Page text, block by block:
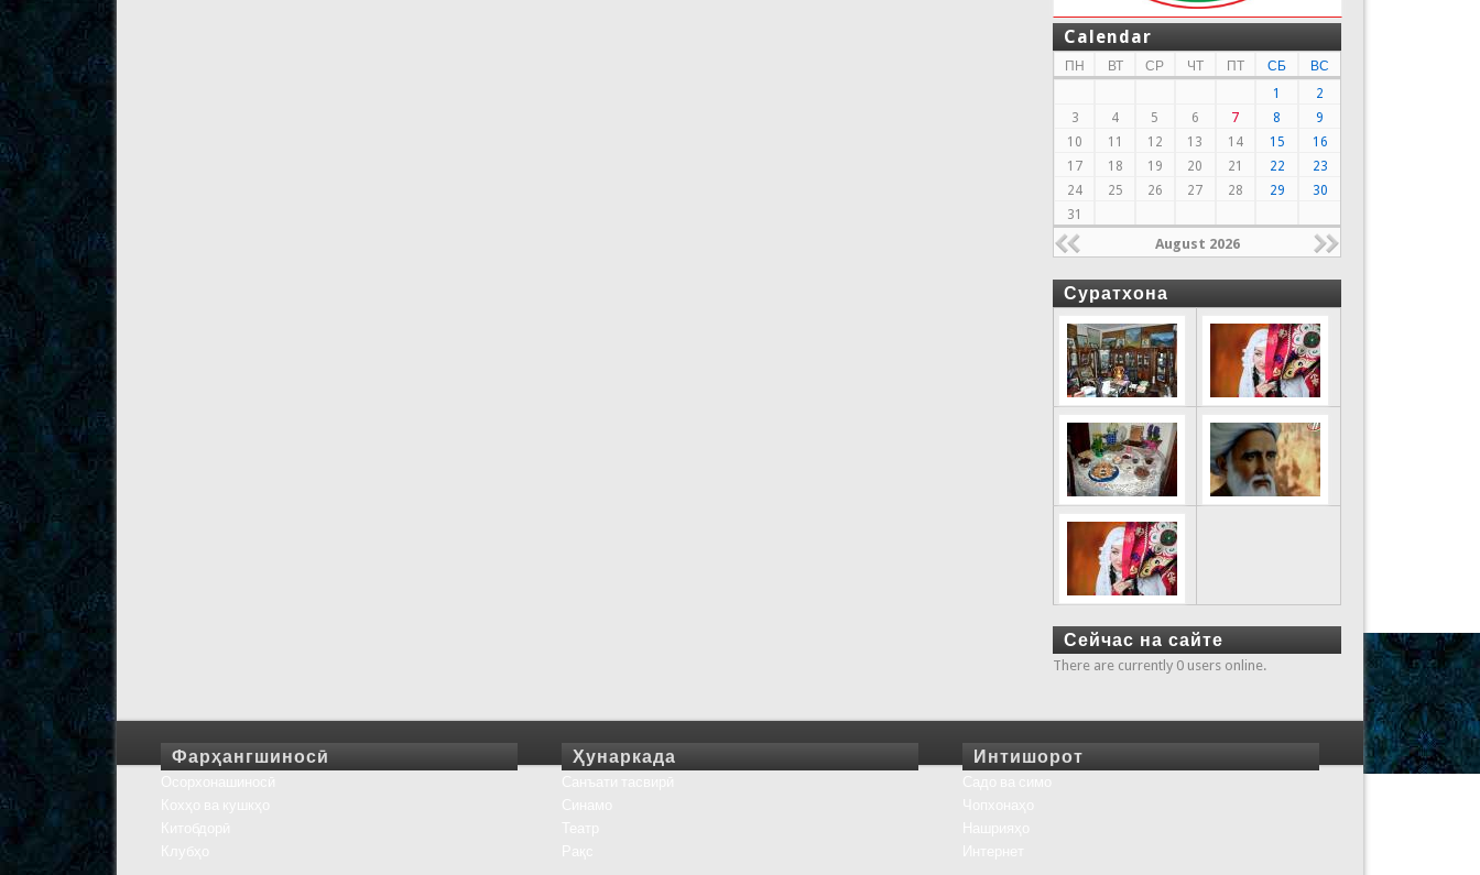
Calendar
ПН ВТ СР ЧТ ПТ СБ
ВС
1
2
3
4 5 6 7 8
9
10
11 12 13 14 15
16
17
18 19 20 21 22
23
24
25 26 27 28 29
30
31
August 2026
Суратхона
Сейчас на сайте
There are currently 0 users online.
Фарҳангшиносӣ Ҳунаркада Интишорот